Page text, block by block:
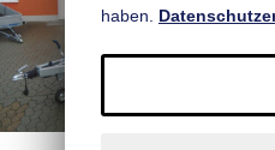
haben.